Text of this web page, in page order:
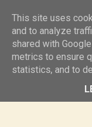
MENU
This site uses
and to analyze
shared with
metrics to ensure
statistics, and to